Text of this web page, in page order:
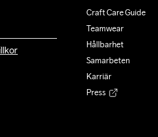
Craft Care Guide
Teamwear
Hållbarhet
Samarbeten
Karriär
Press